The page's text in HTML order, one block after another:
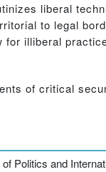
liberal
to legal
illiberal
of critical
Politics and